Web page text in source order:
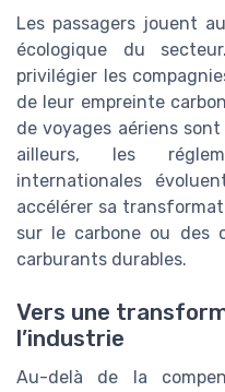
Les passagers jouent
écologique du
privilégier les
de leur empreinte
de voyages aériens
ailleurs, les
internationales
accélérer sa
sur le carbone ou des
carburants durables.
Vers une
l’industrie
Au-delà de la